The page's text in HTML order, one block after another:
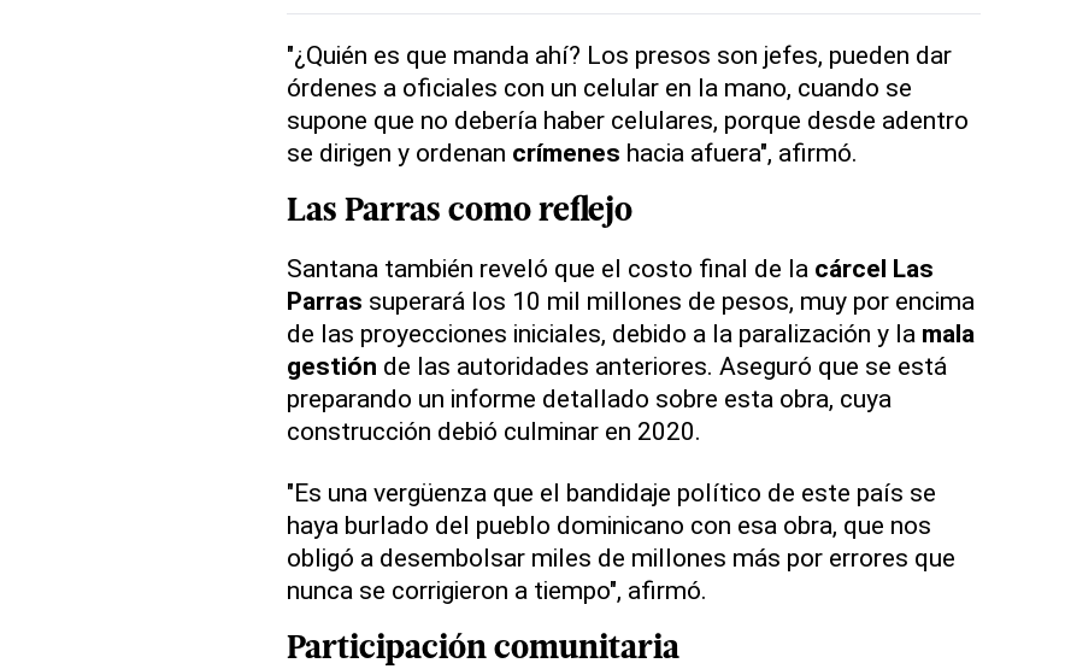
"¿Quién es que manda ahí? Los presos son jefes, pueden dar
órdenes a oficiales con un celular en la mano, cuando se
supone que no debería haber celulares, porque desde adentro
se dirigen y ordenan crímenes hacia afuera", afirmó.
Las Parras como reflejo
Santana también reveló que el costo final de la cárcel Las
Parras superará los 10 mil millones de pesos, muy por encima
de las proyecciones iniciales, debido a la paralización y la mala
gestión de las autoridades anteriores. Aseguró que se está
preparando un informe detallado sobre esta obra, cuya
construcción debió culminar en 2020.
"Es una vergüenza que el bandidaje político de este país se
haya burlado del pueblo dominicano con esa obra, que nos
obligó a desembolsar miles de millones más por errores que
nunca se corrigieron a tiempo", afirmó.
Participación comunitaria